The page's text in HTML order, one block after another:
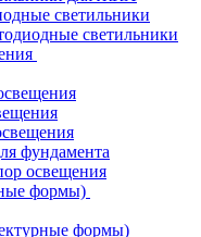
светильники
светильники
фундамента
освещения
формы)
формы)